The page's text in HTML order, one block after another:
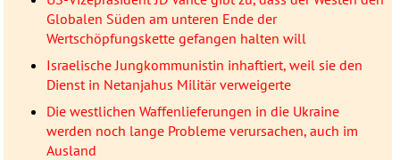
Globalen Süden am unteren Ende der
Wertschöpfungskette gefangen halten will
Israelische Jungkommunistin inhaftiert, weil sie den
Dienst in Netanjahus Militär verweigerte
Die westlichen Waffenlieferungen in die Ukraine
werden noch lange Probleme verursachen, auch im
Ausland